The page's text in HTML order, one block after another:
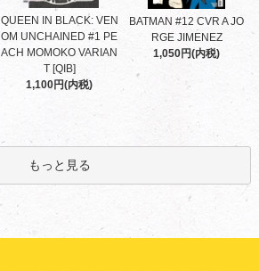
QUEEN IN BLACK: VEN
OM UNCHAINED #1 PE
ACH MOMOKO VARIAN
T [QIB]
1,100円(内税)
BATMAN #12 CVR A JO
RGE JIMENEZ
1,050円(内税)
もっと見る